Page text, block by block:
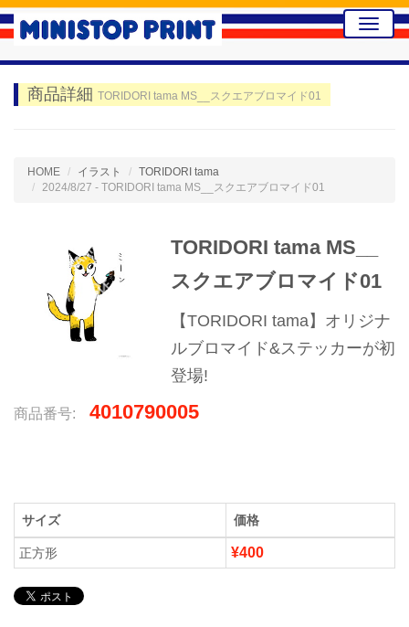
Toggle
商品詳細 TORIDORI tama MS__スクエアブロマイド01
HOME イラスト
TORIDORI tama
2024/8/27 - TORIDORI tama MS__スクエアブロマイド01
TORIDORI tama MS__
スクエアブロマイド01
【TORIDORI tama】オリジナ
ルブロマイド&ステッカーが初
登場!
商品番号: 4010790005
サイズ 価格
正方形 ¥400